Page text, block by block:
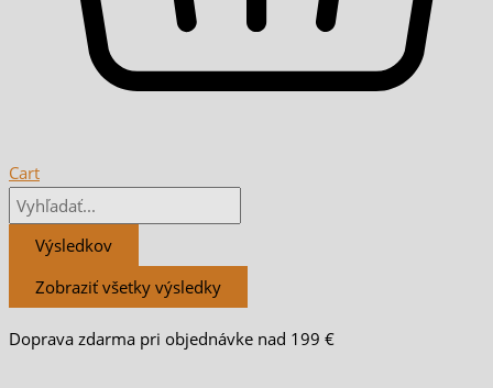
Cart
Výsledkov
Zobraziť všetky výsledky
Doprava zdarma pri objednávke nad 199 €